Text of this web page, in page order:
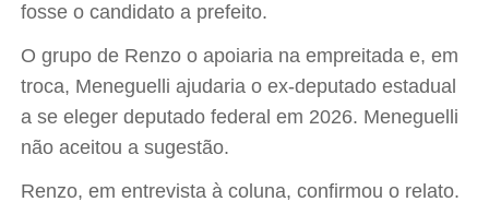
fosse o candidato a prefeito.
O grupo de Renzo o apoiaria na empreitada e, em
troca, Meneguelli ajudaria o ex-deputado estadual
a se eleger deputado federal em 2026. Meneguelli
não aceitou a sugestão.
Renzo, em entrevista à coluna, confirmou o relato.